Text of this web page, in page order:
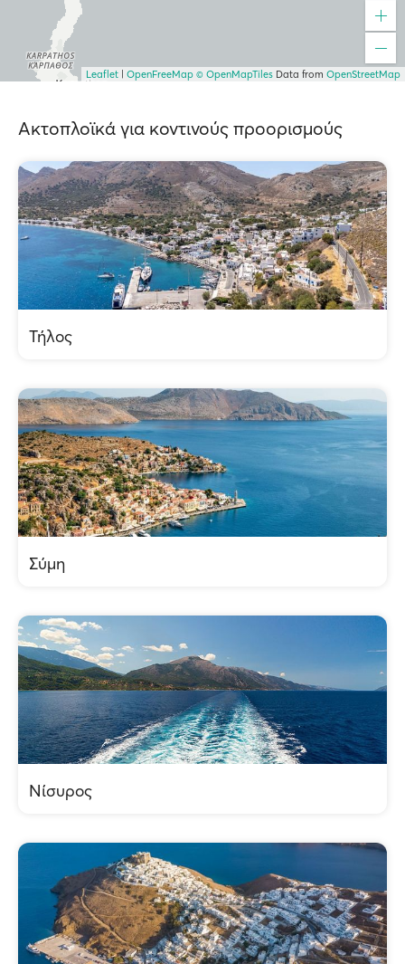
Leaflet OpenFreeMap © OpenMapTiles Data from OpenStreetMap
Ακτοπλοϊκά για κοντινούς προορισμούς
Τήλος
Σύμη
Νίσυρος